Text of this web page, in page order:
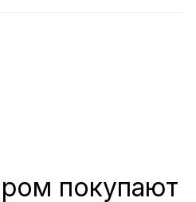
покупают